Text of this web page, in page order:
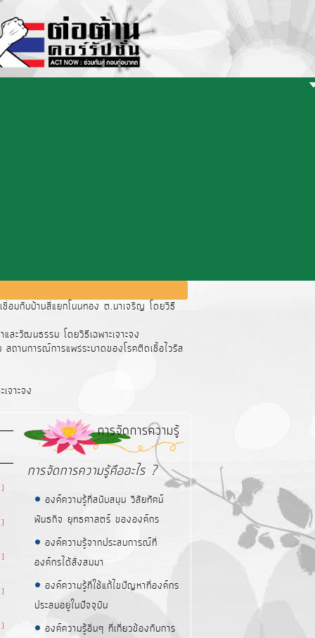
ชื่อมกับบ้านสี่แยกโนนทอง ต.นาเจริญ โดยวิธี
ะวัฒนธรรม โดยวิธีเฉพาะเจาะจง
สถานการณ์การแพร่ระบาดของโรคติดเชื้อไวรัส
จาะจง
]
]
]
]
]
การจัดการความรู้
การจัดการความรู้คืออะไร ?
องค์ความรู้ที่สนับสนุน วิสัยทัศน์
พันธกิจ ยุทธศาสตร์ ขององค์กร
องค์ความรู้จากประสบการณ์ที่
องค์กรได้สั่งสมมา
องค์ความรู้ที่ใช้แก้ไขปัญหาที่องค์กร
ประสบอยู่ในปัจจุบัน
องค์ความรู้อื่นๆ ที่เกี่ยวข้องกับการ